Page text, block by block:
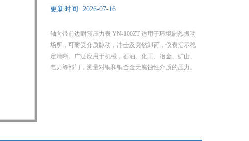
更新时间: 2026-07-16
轴向带前边耐震压力表 YN-100ZT 适用于环境剧烈振动
场所，可耐受介质脉动，冲击及突然卸荷，仪表指示稳
定清晰。广泛应用于机械，石油、化工、冶金、矿山、
电力等部门，测量对铜和铜合金无腐蚀性介质的压力。